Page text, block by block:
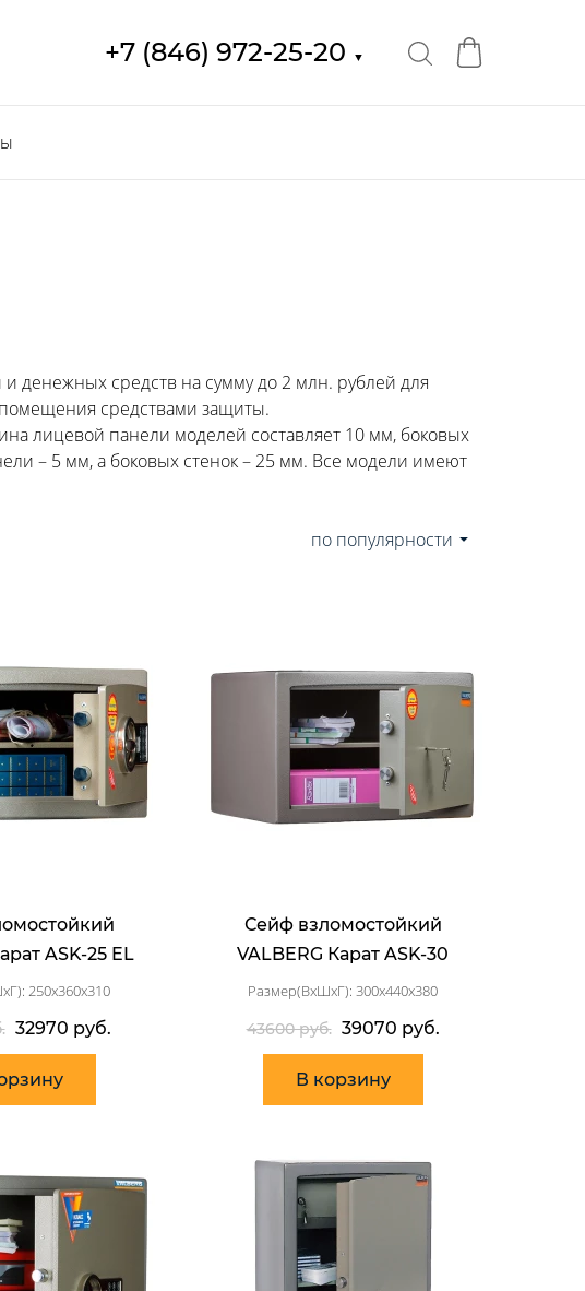
+7 (846) 972-25-20 ▼
денежных средств на сумму до 2 млн. рублей для
средствами защиты.
лицевой панели моделей составляет 10 мм, боковых
– 5 мм, а боковых стенок – 25 мм. Все модели имеют
по популярности
ASK-25 EL
250x360x310
32970 руб.
Сейф взломостойкий
VALBERG Карат ASK-30
Размер(ВхШхГ): 300x440x380
43600 руб. 39070 руб.
В корзину